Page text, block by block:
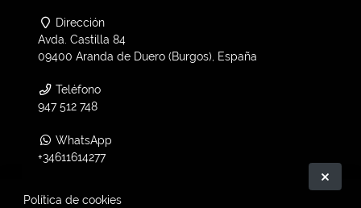
Dirección
Avda. Castilla 84
09400 Aranda de Duero (Burgos), España
Teléfono
947 512 748
WhatsApp
+34611614277
Política de cookies